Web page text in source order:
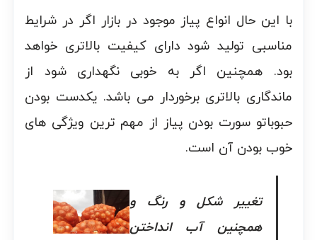
با این حال انواع پیاز موجود در بازار اگر در شرایط
مناسبی تولید شود دارای کیفیت بالاتری خواهد
بود. همچنین اگر به خوبی نگهداری شود از
ماندگاری بالاتری برخوردار می باشد. یکدست بودن
حبوباتو سورت بودن پیاز از مهم ترین ویژگی های
خوب بودن آن است.
تغییر شکل و رنگ و
همچنین آب انداختن